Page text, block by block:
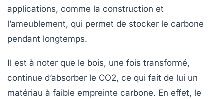
applications, comme la construction et
l’ameublement, qui permet de stocker le carbone
pendant longtemps.
Il est à noter que le bois, une fois transformé,
continue d’absorber le CO2, ce qui fait de lui un
matériau à faible empreinte carbone. En effet, le